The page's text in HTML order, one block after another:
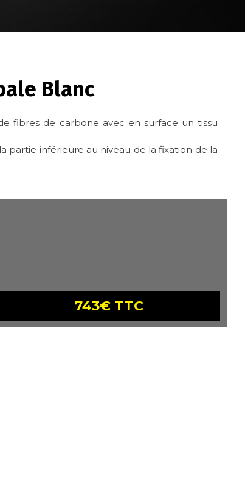
Blanc
fibres de carbone avec en surface un tissu
partie inférieure au niveau de la fixation de la
743€ TTC